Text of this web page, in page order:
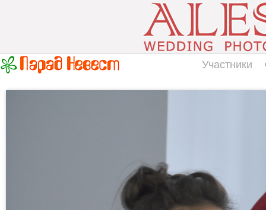
Участники